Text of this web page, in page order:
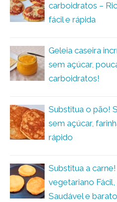
carboidratos –
fácil e rápida
Geleia caseira
sem açúcar,
carboidratos!
Substitua o pão!
sem açúcar,
rápido
Substitua a
vegetariano
Saudável e barato